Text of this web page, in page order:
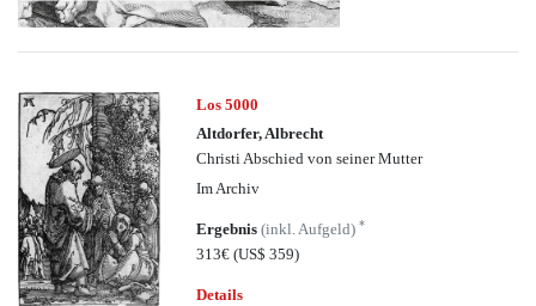
Los 5000
Altdorfer, Albrecht
Christi Abschied von seiner Mutter
Im Archiv
Ergebnis(inkl. Aufgeld)*
313€(US$ 359)
Details